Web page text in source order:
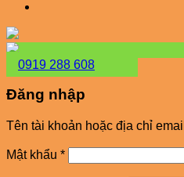
0919 288 608
Đăng nhập
Tên tài khoản hoặc địa chỉ email
Mật khẩu *Bắt
buộc